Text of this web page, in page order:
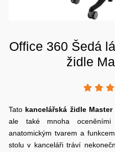
Office 360 Šedá
židle
Tato kancelářská židleMaster
ale také mnoha
anatomickým tvarem a
stolu v kanceláři tráví